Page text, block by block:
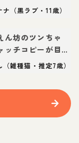
（黒ラブ・11歳）
ん坊のツンちゃ
ッチコピーが目に
雑種猫・推定7歳）